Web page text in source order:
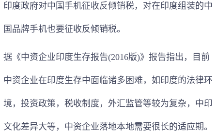
印度政府对中国手机征收反倾销税，对在印度组装的中
国品牌手机也要征收反倾销税。
据《中资企业印度生存报告(2016版)》报告指出，目前
中资企业在印度生存中面临诸多困难，如印度的法律环
境，投资政策，税收制度，外汇监管等较为复杂，中印
文化差异大等，中资企业落地本地需要很长的适应期。